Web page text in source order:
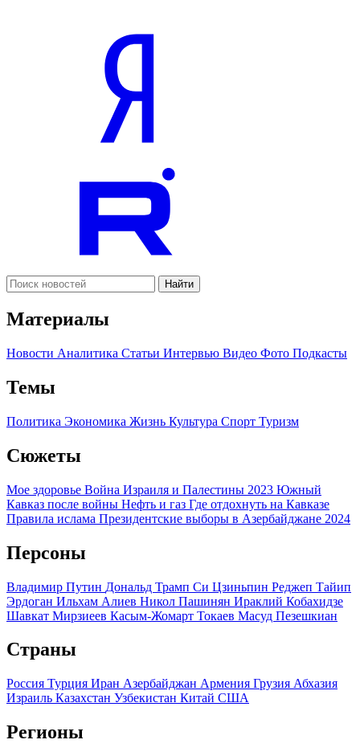
Найти
Материалы
Новости Аналитика Статьи Интервью Видео Фото Подкасты
Темы
Политика Экономика Жизнь Культура Спорт Туризм
Сюжеты
Мое здоровье Война Израиля и Палестины 2023 Южный
Кавказ после войны Нефть и газ Где отдохнуть на Кавказе
Правила ислама Президентские выборы в Азербайджане 2024
Персоны
Владимир Путин Дональд Трамп Си Цзиньпин Реджеп Тайип
Эрдоган Ильхам Алиев Никол Пашинян Ираклий Кобахидзе
Шавкат Мирзиеев Касым-Жомарт Токаев Масуд Пезешкиан
Страны
Россия Турция Иран Азербайджан Армения Грузия Абхазия
Израиль Казахстан Узбекистан Китай США
Регионы